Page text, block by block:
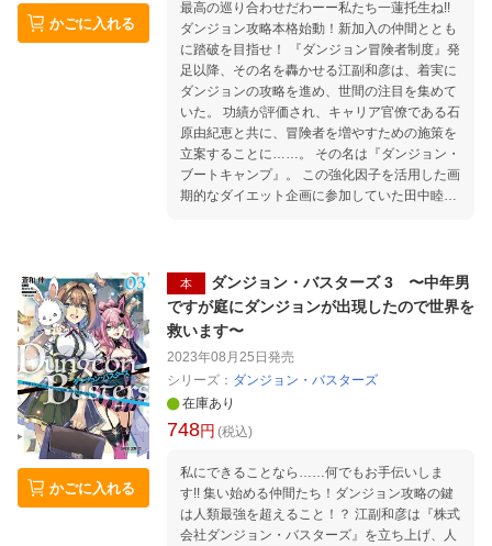
かごに入れる
最高の巡り合わせだわーー私たち一蓮托生ね!!
ダンジョン攻略本格始動！新加入の仲間ととも
に踏破を目指せ！ 『ダンジョン冒険者制度』発
足以降、その名を轟かせる江副和彦は、着実に
ダンジョンの攻略を進め、世間の注目を集めて
いた。 功績が評価され、キャリア官僚である石
原由紀恵と共に、冒険者を増やすための施策を
立案することに……。 その名は『ダンジョン・
ブートキャンプ』。 この強化因子を活用した画
期的なダイエット企画に参加していた田中睦夫
浮かれた年の瀬であっても、ダンジョンは無慈
悲にも出現を続けてーー!? 危機迫る世界の謎を
探求する男のダンジョン攻略譚、第四幕！
かごに入れる
本
ダンジョン・バスターズ 3 〜中年男
ですが庭にダンジョンが出現したので世界を
救います〜
2023年08月25日 発売
シリーズ： ダンジョン・バスターズ
在庫あり
748円 (税込)
私にできることなら……何でもお手伝いしま
す!! 集い始める仲間たち！ダンジョン攻略の鍵
は人類最強を超えること！？ 江副和彦は『株式
会社ダンジョン・バスターズ』を立ち上げ、人